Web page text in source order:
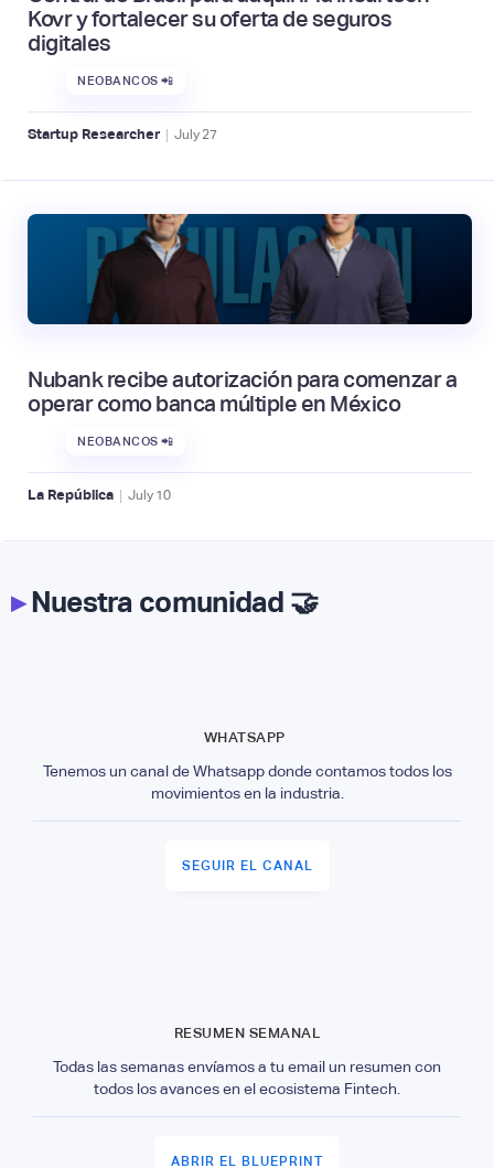
Kovr y fortalecer su oferta de seguros
digitales
NEOBANCOS 📲
Startup Researcher | July27
Nubank recibe autorización para comenzar a
operar como banca múltiple en México
NEOBANCOS 📲
La República | July 10
▸Nuestra comunidad 🤝
WHATSAPP
Tenemos un canal de Whatsapp donde contamos todos los
movimientos en la industria.
SEGUIR EL CANAL
RESUMEN SEMANAL
Todas las semanas envíamos a tu email un resumen con
todos los avances en el ecosistema Fintech.
ABRIR EL BLUEPRINT